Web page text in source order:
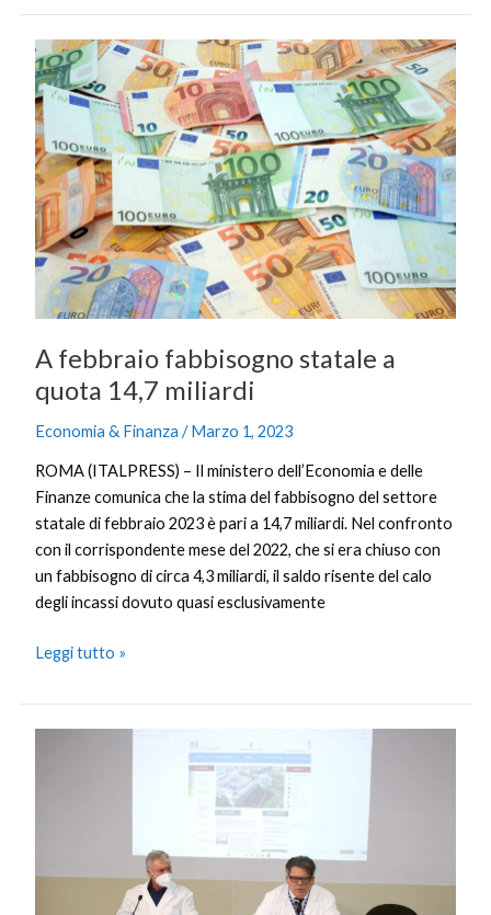
A febbraio fabbisogno statale a
quota 14,7 miliardi
Economia & Finanza /Marzo 1, 2023
ROMA (ITALPRESS) – Il ministero dell’Economia e delle
Finanze comunica che la stima del fabbisogno del settore
statale di febbraio 2023 è pari a 14,7 miliardi. Nel confronto
con il corrispondente mese del 2022, che si era chiuso con
un fabbisogno di circa 4,3 miliardi, il saldo risente del calo
degli incassi dovuto quasi esclusivamente
A
febbraio
fabbisogno
statale
a
quota
14,7
miliardi
Leggi tutto »